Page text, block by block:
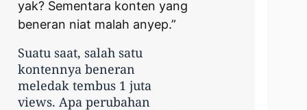
yak? Sementara konten yang
beneran niat malah anyep.”
Suatu saat, salah satu
kontennya beneran
meledak tembus 1 juta
views. Apa perubahan